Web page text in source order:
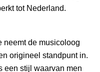
tot Nederland.
neemt de musicoloog
origineel standpunt in.
een stijl waarvan men